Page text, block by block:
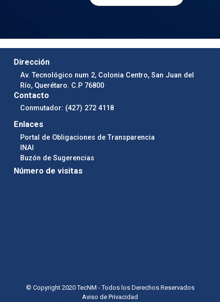
Dirección
Av. Tecnológico num 2, Colonia Centro, San Juan del
Río, Querétaro. C.P 76800
Contacto
Conmutador: (427) 272 4118
Enlaces
Portal de Obligaciones de Transparencia
INAI
Buzón de Sugerencias
Número de visitas
© Copyright 2020 TecNM - Todos los Derechos Reservados
Aviso de Privacidad